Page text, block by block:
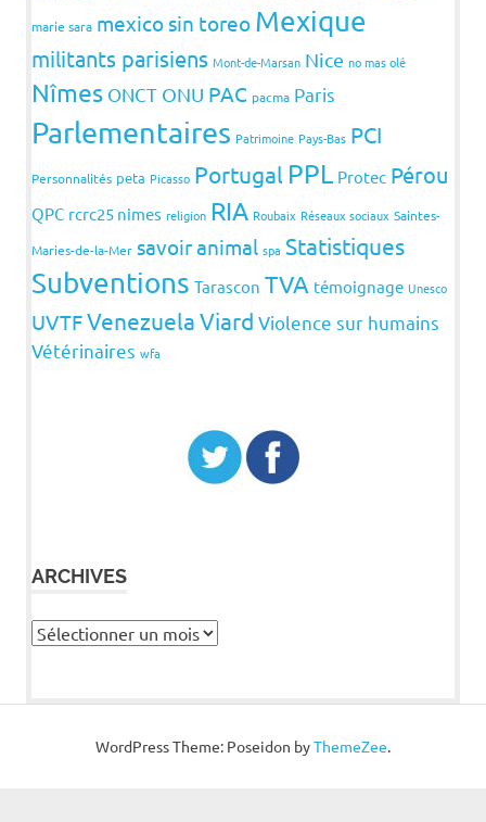
marie sara mexico sin toreo Mexique
militants parisiens Mont-de-Marsan Nice no mas olé
Nîmes ONCT ONU PAC pacma Paris
Parlementaires Patrimoine Pays-Bas PCI
Personnalités peta Picasso Portugal PPL Protec Pérou
QPC rcrc25 nimes religion RIA Roubaix Réseaux sociaux Saintes-
Maries-de-la-Mer savoir animal spa Statistiques
Subventions Tarascon TVA témoignage Unesco
UVTFVenezuelaViard Violence sur humains
Vétérinaires wfa
ARCHIVES
Archives
WordPress Theme: Poseidon byThemeZee.